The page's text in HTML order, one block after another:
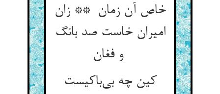
خاص آن زمان ** زان
امیران خاست صد بانگ
و فغان
کین چه بی‌باکیست